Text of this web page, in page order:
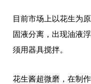
目前市场上以花生为
固液分离，出现油液
须用器具搅拌。
花生酱超微磨，在制